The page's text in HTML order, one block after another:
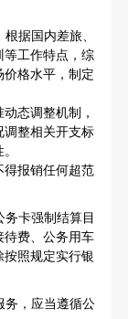
据国内差旅、
等工作特点，综
格水平，制定
态调整机制，
调整相关开支标
得报销任何超范
卡强制结算目
待费、公务用车
照规定实行银
，应当遵循公